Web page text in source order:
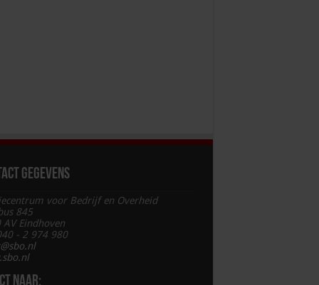
gegevens
voor Bedrijf en Overheid
845
AV Eindhoven
- 2 974 980
naar: